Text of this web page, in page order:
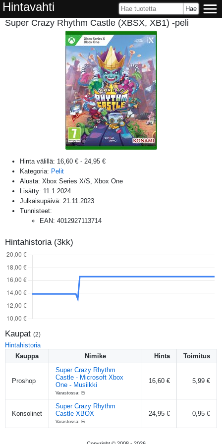
Hintavahti
Super Crazy Rhythm Castle (XBSX, XB1) -peli
Hinta välillä: 16,60 € - 24,95 €
Kategoria: Pelit
Alusta: Xbox Series X/S, Xbox One
Lisätty: 11.1.2024
Julkaisupäivä: 21.11.2023
Tunnisteet:
EAN: 4012927113714
Hintahistoria (3kk)
Kaupat (2)
Hintahistoria
Kauppa
Nimike Hinta Toimitus
Proshop
Super Crazy Rhythm
Castle - Microsoft Xbox
One - Musiikki
Varastossa: Ei
16,60 € 5,99 €
Konsolinet
Super Crazy Rhythm
Castle XBOX
Varastossa: Ei
24,95 € 0,95 €